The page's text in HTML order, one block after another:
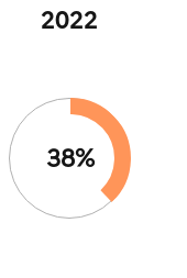
2022
38%